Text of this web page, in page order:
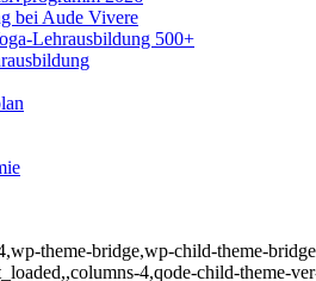
bei Aude Vivere
Lehrausbildung 500+
theme-bridge,wp-child-theme-
4,qode-child-theme-